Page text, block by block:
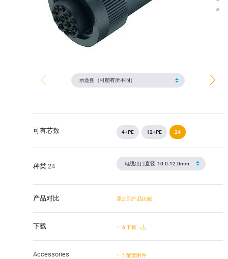
可有芯数 4+PE 12+PE 24
种类 24
产品对比 添加到产品比较
下载 6 下载
Accessories 1 配套附件